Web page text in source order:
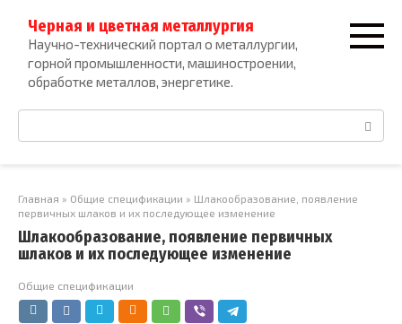
контенту
Черная и цветная металлургия
Научно-технический портал о металлургии,
горной промышленности, машиностроении,
обработке металлов, энергетике.
Поиск:
Главная » Общие спецификации » Шлакообразование, появление
первичных шлаков и их последующее изменение
Шлакообразование, появление первичных
шлаков и их последующее изменение
Общие спецификации